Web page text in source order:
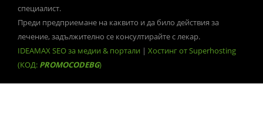
специалист.
Преди предприемане на каквито и да било действия за
лечение, задължително се консултирайте с лекар.
IDEAMAX SEO за медии & портали | Хостинг от Superhosting
(КОД: PROMOCODEBG)